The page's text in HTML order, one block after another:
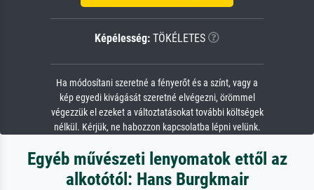
Képélesség: TÖKÉLETES
Ha módosítani szeretné a fényerőt és a színt, vagy a
kép egyedi kivágását szeretné elvégezni, örömmel
végezzük el ezeket a változtatásokat további költségek
nélkül. Kérjük, ne habozzon kapcsolatba lépni velünk.
Egyéb művészeti lenyomatok ettől az
alkotótól: Hans Burgkmair